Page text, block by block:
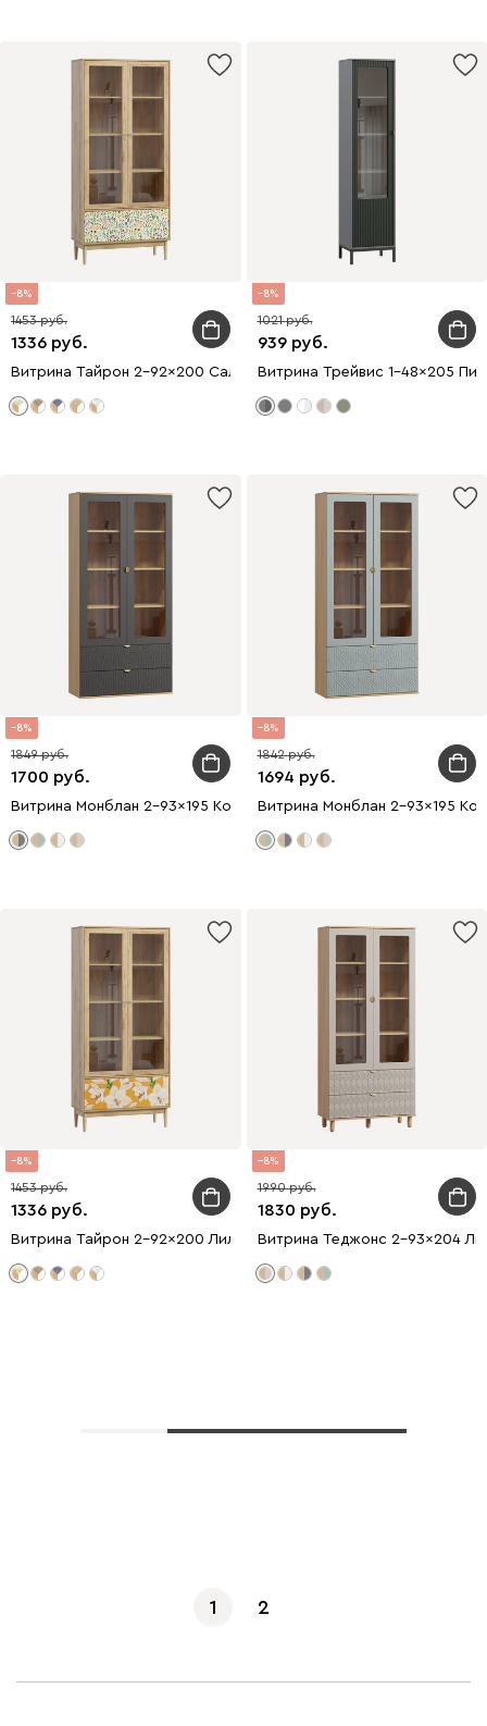
8
1336
1453
Витрина Тайрон 2-92x200 Сальвия
8
939
1021
Витрина Трейвис 1-48x205
8
1700
1849
Витрина Монблан 2-93x195 Косы Графитовый
8
1694
1842
Витрина Монблан 2-93x195
8
1336
1453
Витрина Тайрон 2-92x200 Лилия
8
1830
1990
Витрина Теджонс 2-93x204
1 2